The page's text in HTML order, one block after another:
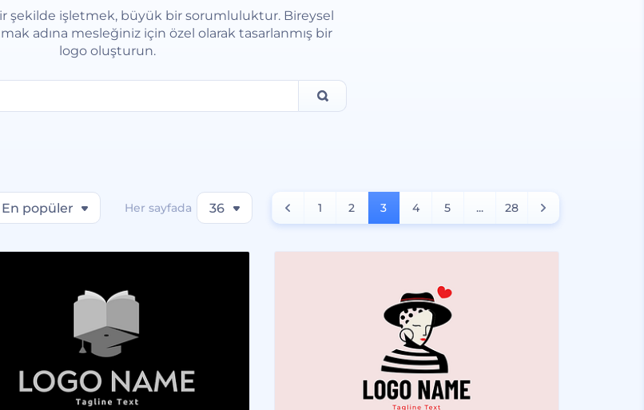
şekilde işletmek, büyük bir sorumluluktur. Bireysel
adına mesleğiniz için özel olarak tasarlanmış bir
logo oluşturun.
En popüler Her sayfada 36 1 2 3 4 5 ... 28